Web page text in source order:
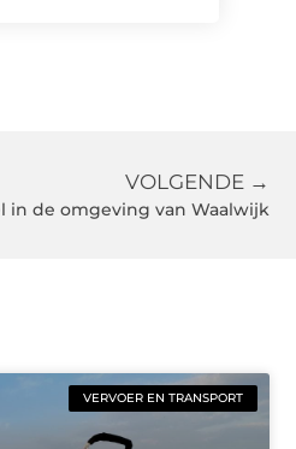
VOLGENDE →
de omgeving van Waalwijk
VERVOER EN TRANSPORT